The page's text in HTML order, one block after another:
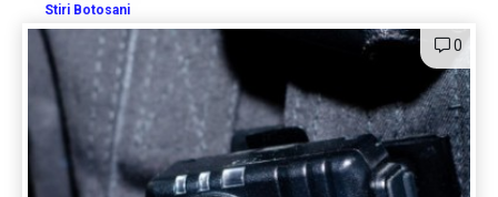
Stiri Botosani
0